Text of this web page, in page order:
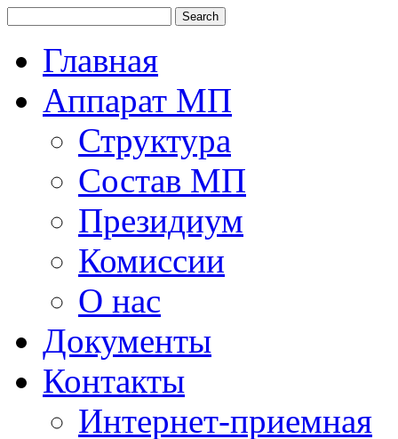
Главная
Аппарат МП
Структура
Состав МП
Президиум
Комиссии
О нас
Документы
Контакты
Интернет-приемная